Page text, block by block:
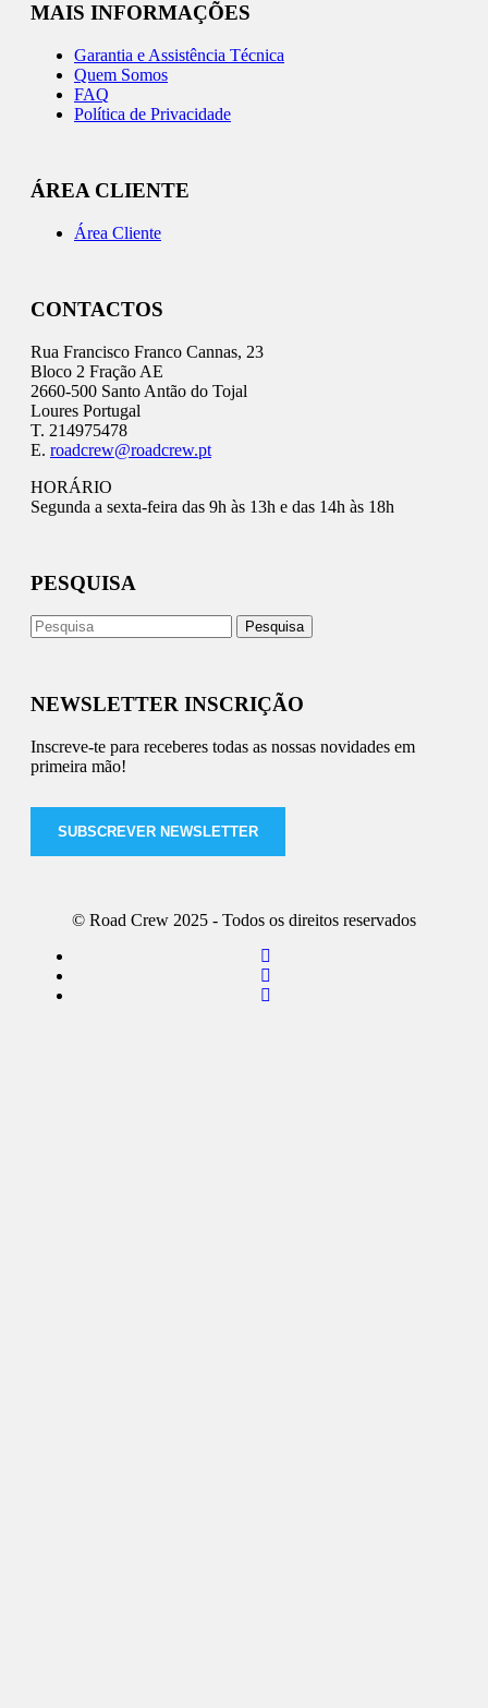
MAIS INFORMAÇÕES
Garantia e Assistência Técnica
Quem Somos
FAQ
Política de Privacidade
ÁREA CLIENTE
Área Cliente
CONTACTOS
Rua Francisco Franco Cannas, 23
Bloco 2 Fração AE
2660-500 Santo Antão do Tojal
Loures Portugal
T. 214975478
E. roadcrew@roadcrew.pt
HORÁRIO
Segunda a sexta-feira das 9h às 13h e das 14h às 18h
PESQUISA
NEWSLETTER INSCRIÇÃO
Inscreve-te para receberes todas as nossas novidades em
primeira mão!
SUBSCREVER NEWSLETTER
© Road Crew 2025 - Todos os direitos reservados